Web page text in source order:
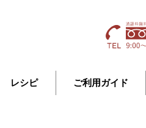
レシピ ご利用ガイド